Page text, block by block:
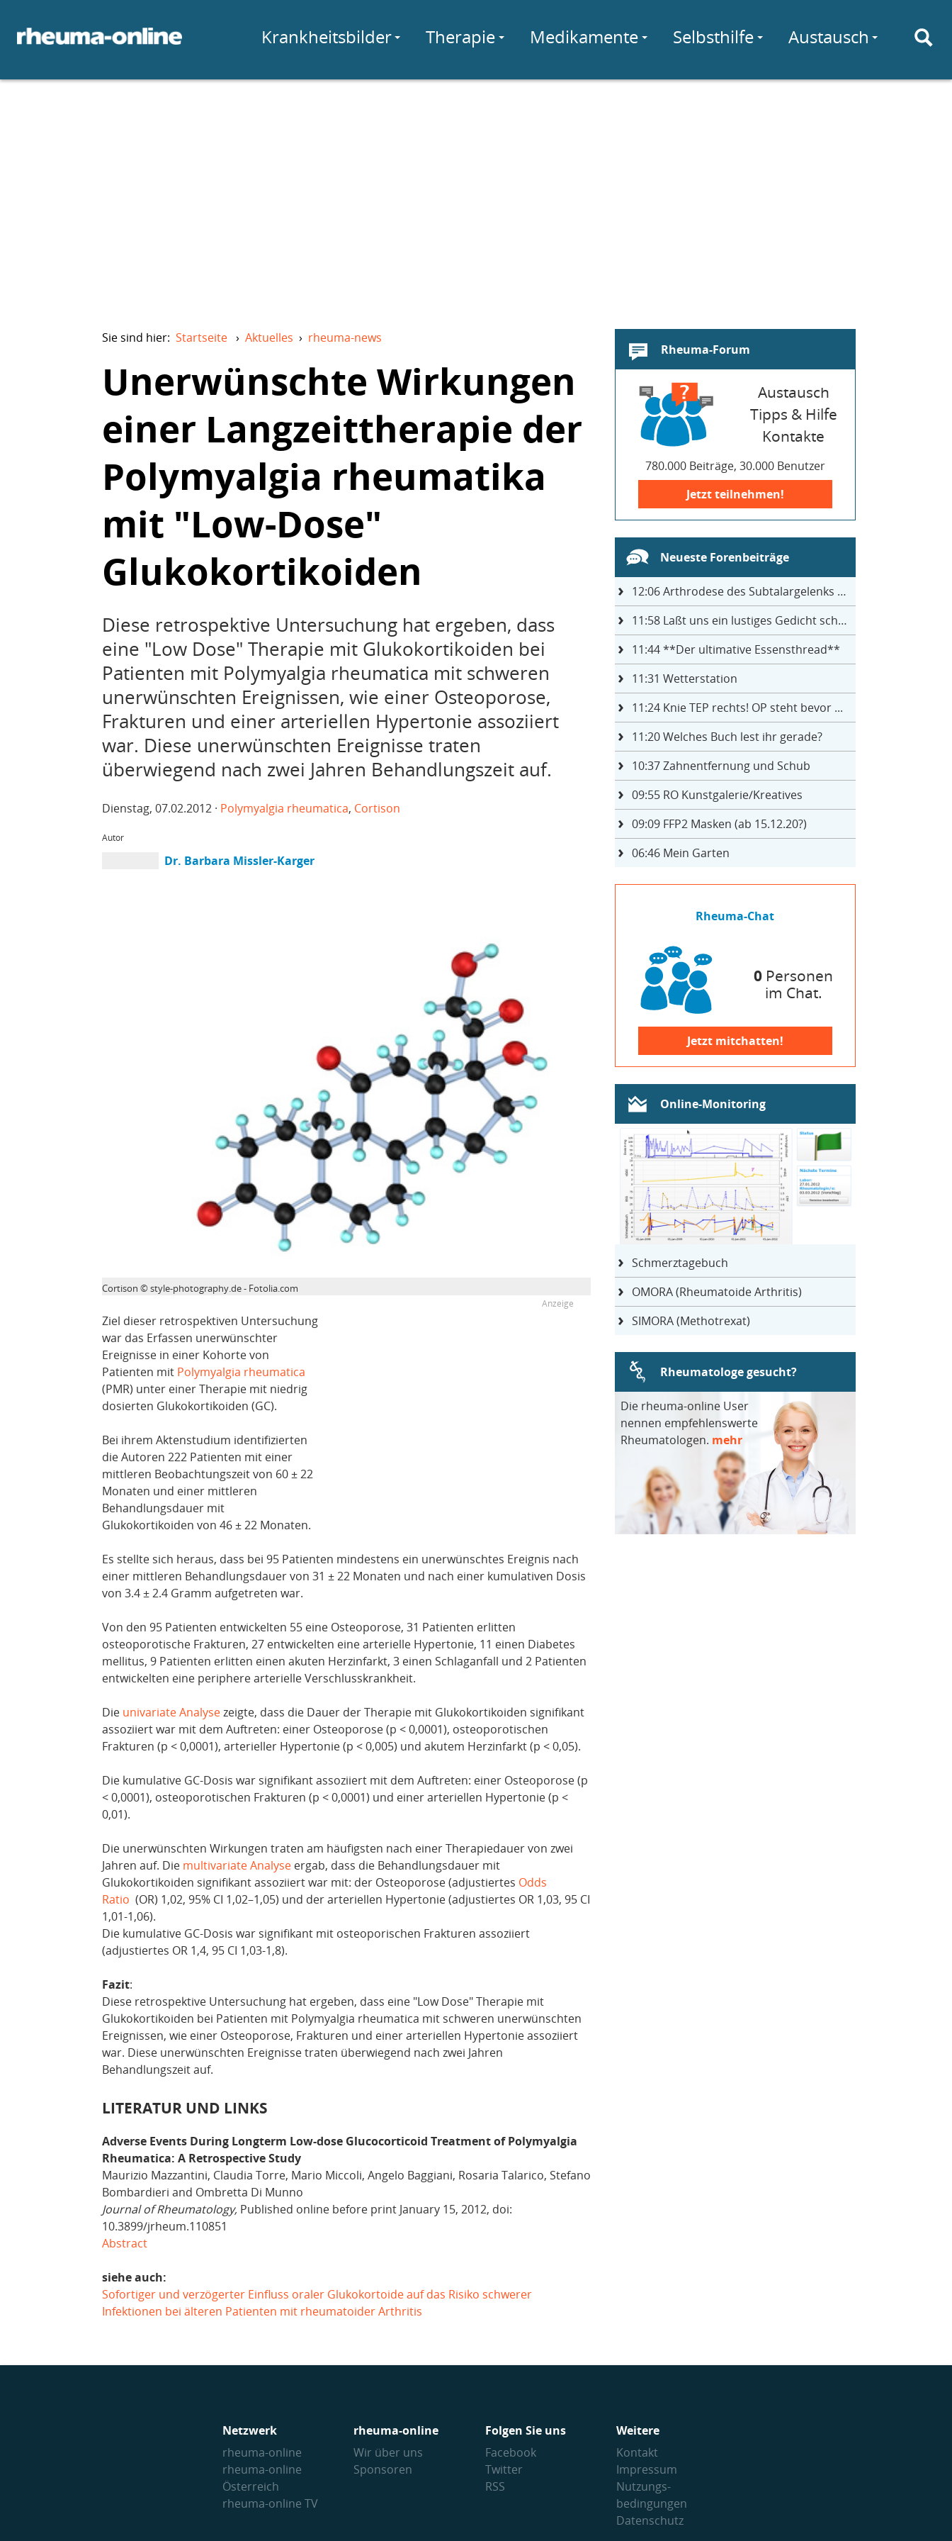
Krankheitsbilder Therapie Medikamente Selbsthilfe Austausch
Sie sind hier: Startseite › Aktuelles › rheuma-news
Unerwünschte Wirkungen
einer Langzeittherapie der
Polymyalgia rheumatika
mit "Low-Dose"
Glukokortikoiden
Diese retrospektive Untersuchung hat ergeben, dass
eine "Low Dose" Therapie mit Glukokortikoiden bei
Patienten mit Polymyalgia rheumatica mit schweren
unerwünschten Ereignissen, wie einer Osteoporose,
Frakturen und einer arteriellen Hypertonie assoziiert
war. Diese unerwünschten Ereignisse traten
überwiegend nach zwei Jahren Behandlungszeit auf.
Dienstag, 07.02.2012 · Polymyalgia rheumatica, Cortison
Autor
Dr. Barbara Missler-Karger
Cortison © style-photography.de - Fotolia.com
Ziel dieser retrospektiven Untersuchung
war das Erfassen unerwünschter
Ereignisse in einer Kohorte von
Patienten mit Polymyalgia rheumatica
(PMR) unter einer Therapie mit niedrig
dosierten Glukokortikoiden (GC).
Bei ihrem Aktenstudium identifizierten
die Autoren 222 Patienten mit einer
mittleren Beobachtungszeit von 60 ± 22
Monaten und einer mittleren
Behandlungsdauer mit
Glukokortikoiden von 46 ± 22 Monaten.
Es stellte sich heraus, dass bei 95 Patienten mindestens ein unerwünschtes Ereignis nach
einer mittleren Behandlungsdauer von 31 ± 22 Monaten und nach einer kumulativen Dosis
von 3.4 ± 2.4 Gramm aufgetreten war.
Von den 95 Patienten entwickelten 55 eine Osteoporose, 31 Patienten erlitten
osteoporotische Frakturen, 27 entwickelten eine arterielle Hypertonie, 11 einen Diabetes
mellitus, 9 Patienten erlitten einen akuten Herzinfarkt, 3 einen Schlaganfall und 2 Patienten
entwickelten eine periphere arterielle Verschlusskrankheit.
Die univariate Analysezeigte, dass die Dauer der Therapie mit Glukokortikoiden signifikant
assoziiert war mit dem Auftreten: einer Osteoporose (p < 0,0001), osteoporotischen
Frakturen (p < 0,0001), arterieller Hypertonie (p < 0,005) und akutem Herzinfarkt (p < 0,05).
Die kumulative GC-Dosis war signifikant assoziiert mit dem Auftreten: einer Osteoporose (p
< 0,0001), osteoporotischen Frakturen (p < 0,0001) und einer arteriellen Hypertonie (p <
0,01).
Die unerwünschten Wirkungen traten am häufigsten nach einer Therapiedauer von zwei
Jahren auf. Die multivariate Analyse ergab, dass die Behandlungsdauer mit
Glukokortikoiden signifikant assoziiert war mit: der Osteoporose (adjustiertes Odds
Ratio (OR) 1,02, 95% CI 1,02–1,05) und der arteriellen Hypertonie (adjustiertes OR 1,03, 95 CI
1,01-1,06).
Die kumulative GC-Dosis war signifikant mit osteoporischen Frakturen assoziiert
(adjustiertes OR 1,4, 95 CI 1,03-1,8).
Fazit:
Diese retrospektive Untersuchung hat ergeben, dass eine "Low Dose" Therapie mit
Glukokortikoiden bei Patienten mit Polymyalgia rheumatica mit schweren unerwünschten
Ereignissen, wie einer Osteoporose, Frakturen und einer arteriellen Hypertonie assoziiert
war. Diese unerwünschten Ereignisse traten überwiegend nach zwei Jahren
Behandlungszeit auf.
LITERATUR UND LINKS
Adverse Events During Longterm Low-dose Glucocorticoid Treatment of Polymyalgia
Rheumatica: A Retrospective Study
Maurizio Mazzantini, Claudia Torre, Mario Miccoli, Angelo Baggiani, Rosaria Talarico, Stefano
Bombardieri and Ombretta Di Munno
Journal of Rheumatology, Published online before print January 15, 2012, doi:
10.3899/jrheum.110851
Abstract
siehe auch:
Sofortiger und verzögerter Einfluss oraler Glukokortoide auf das Risiko schwerer
Infektionen bei älteren Patienten mit rheumatoider Arthritis
Rheuma-Forum
Austausch
Tipps & Hilfe
Kontakte
780.000 Beiträge, 30.000 Benutzer
Jetzt teilnehmen!
Neueste Forenbeiträge
12:06Arthrodese des Subtalargelenks mit 27
11:58Laßt uns ein lustiges Gedicht schreiben- jeder einen Satz
11:44**Der ultimative Essensthread**
11:31 Wetterstation
11:24Knie TEP rechts! OP steht bevor ...
11:20Welches Buch lest ihr gerade?
10:37Zahnentfernung und Schub
09:55RO Kunstgalerie/Kreatives
09:09FFP2 Masken (ab 15.12.20?)
06:46Mein Garten
Rheuma-Chat
0 Personen
im Chat.
Jetzt mitchatten!
Online-Monitoring
Schmerztagebuch
OMORA (Rheumatoide Arthritis)
SIMORA (Methotrexat)
Rheumatologe gesucht?
Die rheuma-online User
nennen empfehlenswerte
Rheumatologen. mehr
Netzwerk
rheuma-online
rheuma-online
Österreich
rheuma-online TV
rheuma-online
Wir über uns
Sponsoren
Folgen Sie uns
Facebook
Twitter
RSS
Weitere
Kontakt
Impressum
Nutzungs­
bedingungen
Datenschutz